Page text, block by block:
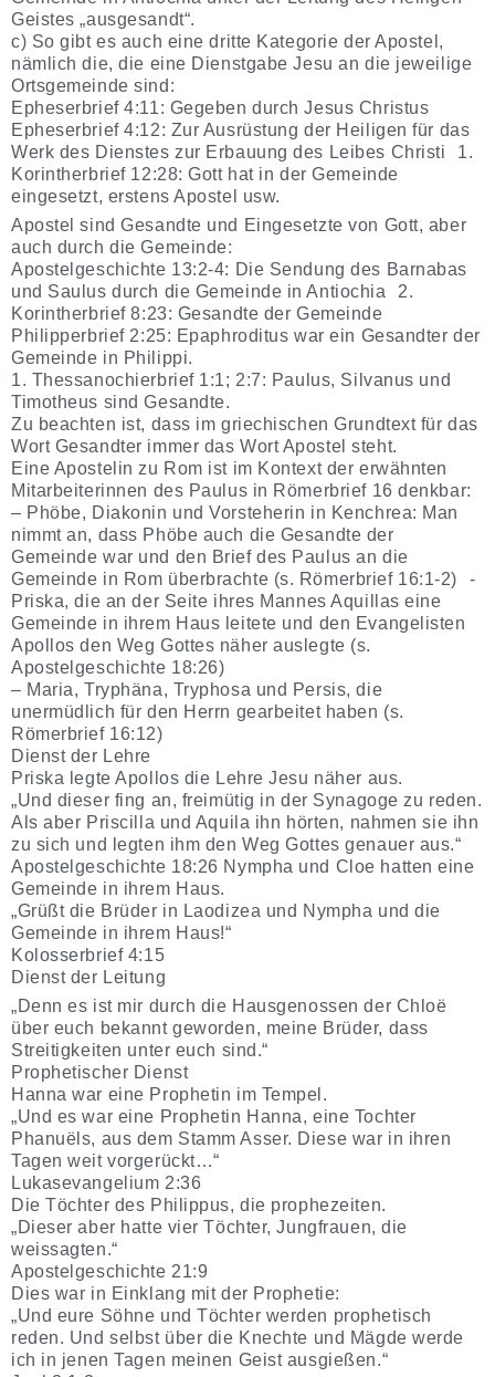
Geistes „ausgesandt“.
c) So gibt es auch eine dritte Kategorie der Apostel,
nämlich die, die eine Dienstgabe Jesu an die jeweilige
Ortsgemeinde sind:
Epheserbrief 4:11: Gegeben durch Jesus Christus
Epheserbrief 4:12: Zur Ausrüstung der Heiligen für das
Werk des Dienstes zur Erbauung des Leibes Christi 1.
Korintherbrief 12:28: Gott hat in der Gemeinde
eingesetzt, erstens Apostel usw.
Apostel sind Gesandte und Eingesetzte von Gott, aber
auch durch die Gemeinde:
Apostelgeschichte 13:2-4: Die Sendung des Barnabas
und Saulus durch die Gemeinde in Antiochia 2.
Korintherbrief 8:23: Gesandte der Gemeinde
Philipperbrief 2:25: Epaphroditus war ein Gesandter der
Gemeinde in Philippi.
1. Thessanochierbrief 1:1; 2:7: Paulus, Silvanus und
Timotheus sind Gesandte.
Zu beachten ist, dass im griechischen Grundtext für das
Wort Gesandter immer das Wort Apostel steht.
Eine Apostelin zu Rom ist im Kontext der erwähnten
Mitarbeiterinnen des Paulus in Römerbrief 16 denkbar:
– Phöbe, Diakonin und Vorsteherin in Kenchrea: Man
nimmt an, dass Phöbe auch die Gesandte der
Gemeinde war und den Brief des Paulus an die
Gemeinde in Rom überbrachte (s. Römerbrief 16:1-2) -
Priska, die an der Seite ihres Mannes Aquillas eine
Gemeinde in ihrem Haus leitete und den Evangelisten
Apollos den Weg Gottes näher auslegte (s.
Apostelgeschichte 18:26)
– Maria, Tryphäna, Tryphosa und Persis, die
unermüdlich für den Herrn gearbeitet haben (s.
Römerbrief 16:12)
Dienst der Lehre
Priska legte Apollos die Lehre Jesu näher aus.
„Und dieser fing an, freimütig in der Synagoge zu reden.
Als aber Priscilla und Aquila ihn hörten, nahmen sie ihn
zu sich und legten ihm den Weg Gottes genauer aus.“
Apostelgeschichte 18:26 Nympha und Cloe hatten eine
Gemeinde in ihrem Haus.
„Grüßt die Brüder in Laodizea und Nympha und die
Gemeinde in ihrem Haus!“
Kolosserbrief 4:15
Dienst der Leitung
„Denn es ist mir durch die Hausgenossen der Chloë
über euch bekannt geworden, meine Brüder, dass
Streitigkeiten unter euch sind.“
Prophetischer Dienst
Hanna war eine Prophetin im Tempel.
„Und es war eine Prophetin Hanna, eine Tochter
Phanuëls, aus dem Stamm Asser. Diese war in ihren
Tagen weit vorgerückt…“
Lukasevangelium 2:36
Die Töchter des Philippus, die prophezeiten.
„Dieser aber hatte vier Töchter, Jungfrauen, die
weissagten.“
Apostelgeschichte 21:9
Dies war in Einklang mit der Prophetie:
„Und eure Söhne und Töchter werden prophetisch
reden. Und selbst über die Knechte und Mägde werde
ich in jenen Tagen meinen Geist ausgießen.“